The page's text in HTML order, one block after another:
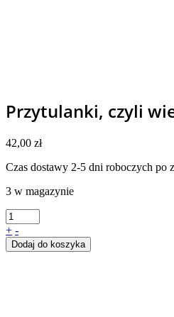
Przytulanki, czyli
42,00 zł
Czas dostawy 2-5 dni roboczych po
3 w magazynie
+ -
Dodaj do koszyka